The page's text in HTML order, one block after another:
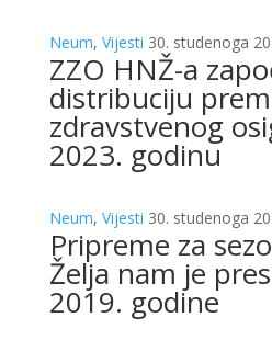
Neum, Vijesti 30. studenoga
ZZO HNŽ-a
distribuciju
zdravstvenog
2023. godinu
Neum, Vijesti 30. studenoga
Pripreme za
Želja nam je
2019. godine